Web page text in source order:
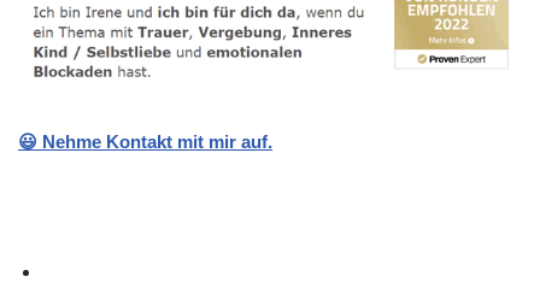
😃 Nehme Kontakt mit mir auf.